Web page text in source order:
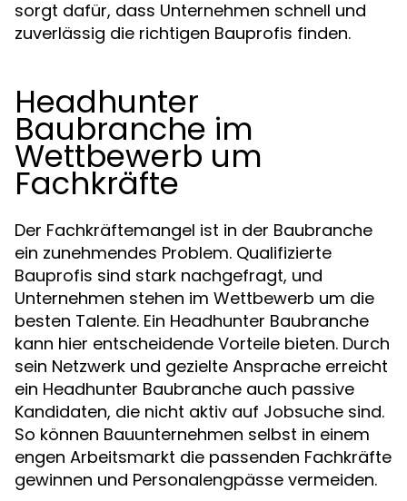
sorgt dafür, dass Unternehmen schnell und
zuverlässig die richtigen Bauprofis finden.
Headhunter
Baubranche im
Wettbewerb um
Fachkräfte
Der Fachkräftemangel ist in der Baubranche
ein zunehmendes Problem. Qualifizierte
Bauprofis sind stark nachgefragt, und
Unternehmen stehen im Wettbewerb um die
besten Talente. Ein Headhunter Baubranche
kann hier entscheidende Vorteile bieten. Durch
sein Netzwerk und gezielte Ansprache erreicht
ein Headhunter Baubranche auch passive
Kandidaten, die nicht aktiv auf Jobsuche sind.
So können Bauunternehmen selbst in einem
engen Arbeitsmarkt die passenden Fachkräfte
gewinnen und Personalengpässe vermeiden.